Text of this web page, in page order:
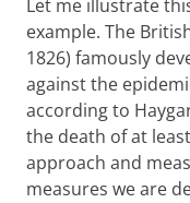
Let me illustrate
example. The
1826) famously
against the
according to
the death of at
approach and
measures we are